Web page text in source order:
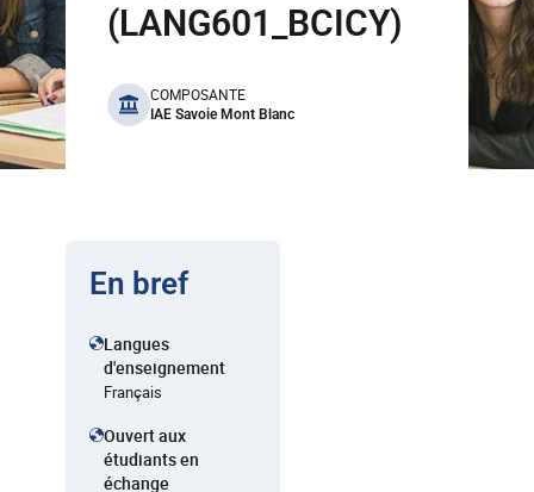
(LANG601_BCICY)
benefits
COMPOSANTE
IAE Savoie Mont Blanc
En bref
Langues
d'enseignement
Français
Ouvert aux
étudiants en
échange